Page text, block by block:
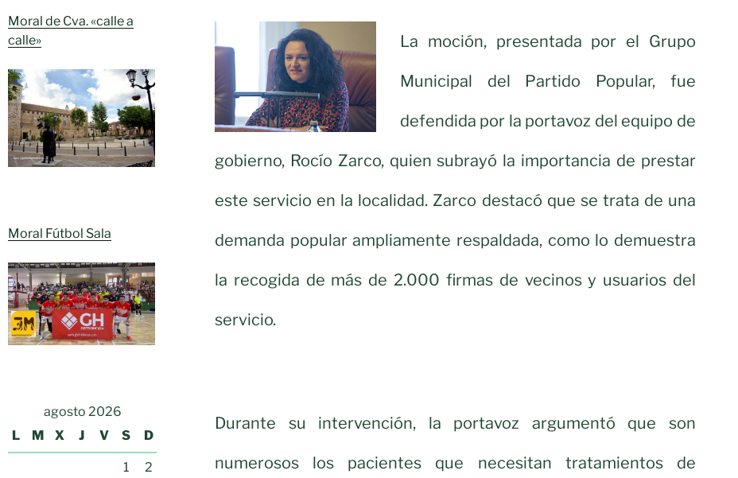
Moral de Cva. «calle a
calle»
Moral Fútbol Sala
agosto 2026
L
M X J V S D
1
2
La moción, presentada por el Grupo
Municipal del Partido Popular, fue
defendida por la portavoz del equipo de
gobierno, Rocío Zarco, quien subrayó la importancia de prestar
este servicio en la localidad. Zarco destacó que se trata de una
demanda popular ampliamente respaldada, como lo demuestra
la recogida de más de 2.000 firmas de vecinos y usuarios del
servicio.
Durante su intervención, la portavoz argumentó que son
numerosos los pacientes que necesitan tratamientos de